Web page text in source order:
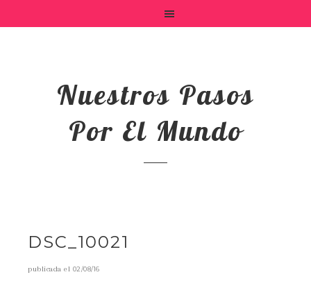
Nuestros Pasos
Por El Mundo
DSC_10021
publicada el 02/08/16